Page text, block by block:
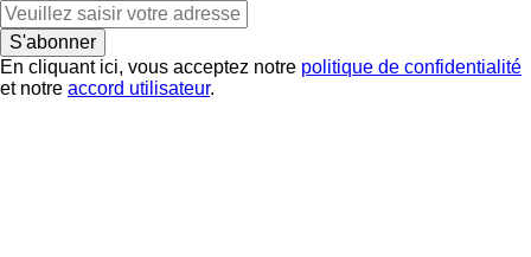
S'abonner
En cliquant ici, vous acceptez notre politique de confidentialité
et notre accord utilisateur.